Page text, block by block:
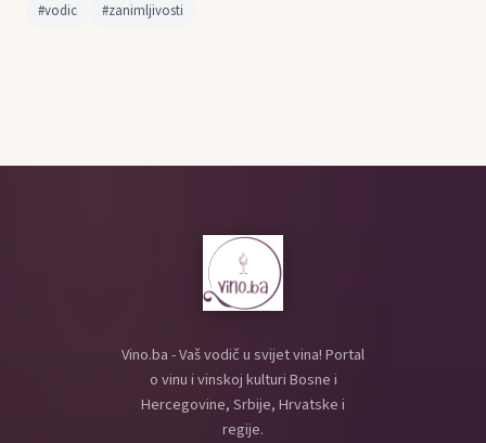
#vodic
#zanimljivosti
Vino.ba - Vaš vodič u svijet vina! Portal
o vinu i vinskoj kulturi Bosne i
Hercegovine, Srbije, Hrvatske i
regije.